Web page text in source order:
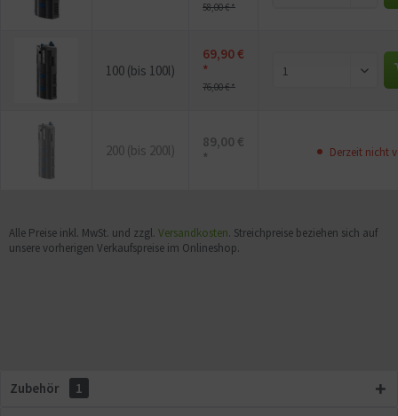
58,00 € *
100 (bis 100l)
69,90 €
*
76,00 € *
200 (bis 200l)
89,00 €
*
Derzeit nicht
Alle Preise inkl. MwSt. und zzgl. Versandkosten. Streichpreise beziehen sich auf
unsere vorherigen Verkaufspreise im Onlineshop.
Zubehör 1